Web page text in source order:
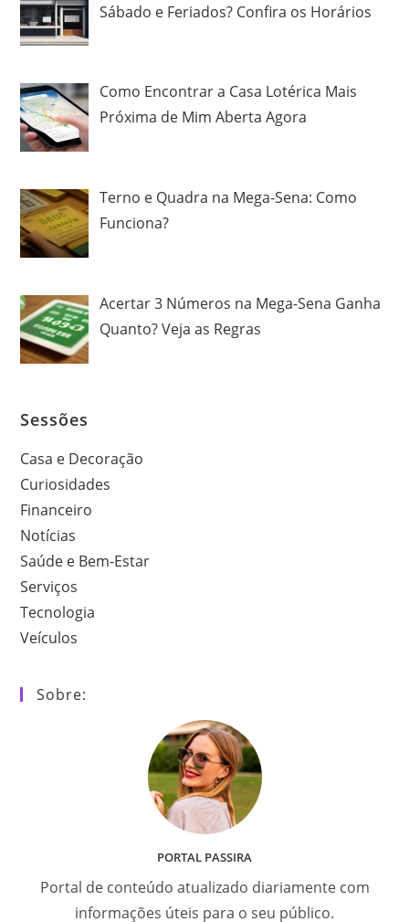
Sábado e Feriados? Confira os Horários
Como Encontrar a Casa Lotérica Mais
Próxima de Mim Aberta Agora
Terno e Quadra na Mega-Sena: Como
Funciona?
Acertar 3 Números na Mega-Sena Ganha
Quanto? Veja as Regras
Sessões
Casa e Decoração
Curiosidades
Financeiro
Notícias
Saúde e Bem-Estar
Serviços
Tecnologia
Veículos
Sobre:
PORTAL PASSIRA
Portal de conteúdo atualizado diariamente com
informações úteis para o seu público.